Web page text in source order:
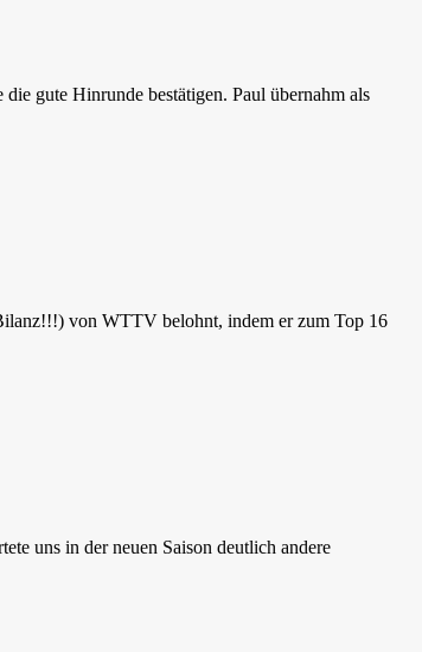
gute Hinrunde bestätigen. Paul übernahm als
von WTTV belohnt, indem er zum Top 16
uns in der neuen Saison deutlich andere